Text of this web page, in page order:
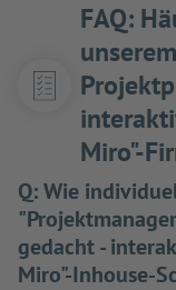
FAQ:
Miro"-
Q:Wie
gedacht -
Miro"-Inhouse-